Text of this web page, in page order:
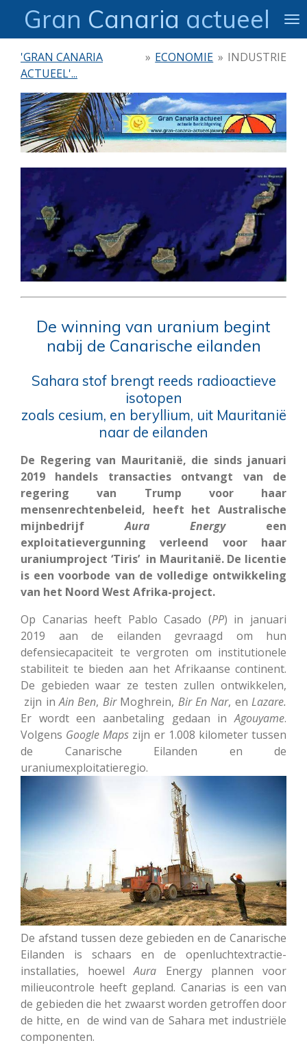
direct
hoofdinhoud
Gran Canaria actueel
'GRAN CANARIA
ACTUEEL'...
» ECONOMIE » INDUSTRIE
De winning van uranium begint
nabij de Canarische eilanden
Sahara stof brengt reeds radioactieve
isotopen
zoals cesium, en beryllium, uit Mauritanië
naar de eilanden
De Regering van Mauritanië, die sinds januari
2019 handels transacties ontvangt van de
regering van Trump voor haar
mensenrechtenbeleid, heeft het Australische
mijnbedrijfAura Energyeen
exploitatievergunning verleend voor haar
uraniumproject ‘Tiris’ in Mauritanië. De licentie
is een voorbode van de volledige ontwikkeling
van het Noord West Afrika-project.
Op Canarias heeft Pablo Casado (PP) in januari
2019 aan de eilanden gevraagd om hun
defensiecapaciteit te vergroten om institutionele
stabiliteit te bieden aan het Afrikaanse continent.
De gebieden waar ze testen zullen ontwikkelen,
zijn inAin Ben, Bir Moghrein, Bir En Nar, enLazare.
Er wordt een aanbetaling gedaan inAgouyame.
Volgens Google Maps zijn er 1.008 kilometer tussen
de Canarische Eilanden en de
uraniumexploitatieregio.
De afstand tussen deze gebieden en de Canarische
Eilanden is schaars en de openluchtextractie-
installaties, hoewelAura Energy plannen voor
milieucontrole heeft gepland. Canarias is een van
de gebieden die het zwaarst worden getroffen door
de hitte, en de wind van de Sahara met industriële
componenten.